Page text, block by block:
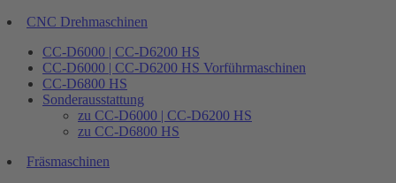
CNC Drehmaschinen
CC-D6000 | CC-D6200 HS
CC-D6000 | CC-D6200 HS Vorführmaschinen
CC-D6800 HS
Sonderausstattung
zu CC-D6000 | CC-D6200 HS
zu CC-D6800 HS
Fräsmaschinen